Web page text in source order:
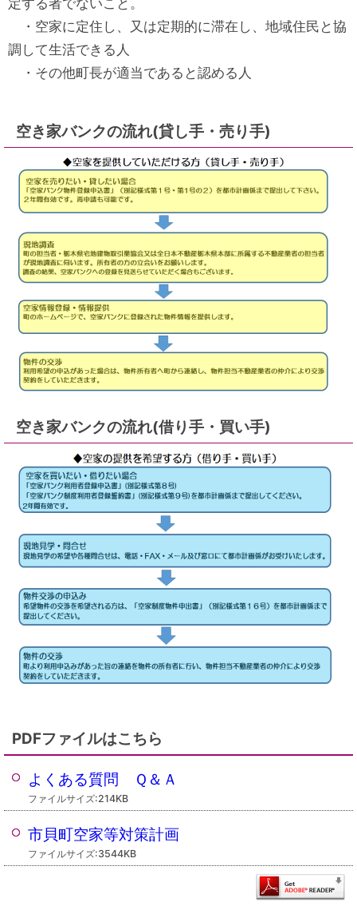
・空家に定住し、又は定期的に滞在し、地域住民と協
調して生活できる人
・その他町長が適当であると認める人
空き家バンクの流れ(貸し手・売り手)
空き家バンクの流れ(借り手・買い手)
PDFファイルはこちら
よくある質問 Ｑ＆Ａ
ファイルサイズ:214KB
市貝町空家等対策計画
ファイルサイズ:3544KB